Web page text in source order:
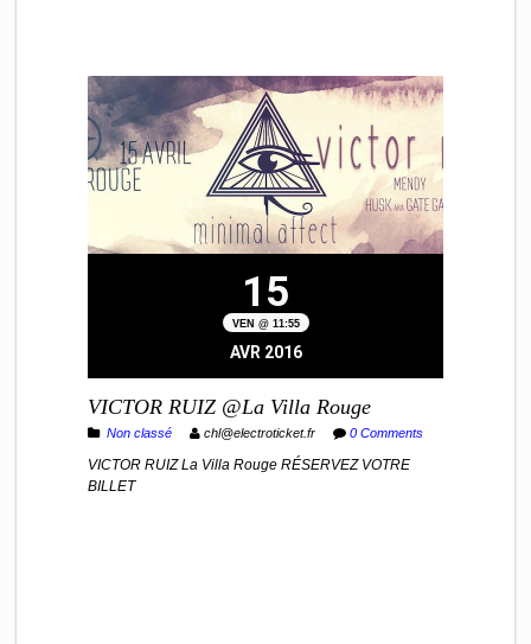
15
VEN @ 11:55
AVR 2016
VICTOR RUIZ @La Villa Rouge
Non classé chl@electroticket.fr 0 Comments
VICTOR RUIZ La Villa Rouge RÉSERVEZ VOTRE
BILLET